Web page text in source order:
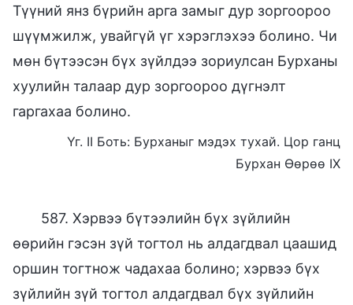
Түүний янз бүрийн арга замыг дур зоргоороо
шүүмжилж, увайгүй үг хэрэглэхээ болино. Чи
мөн бүтээсэн бүх зүйлдээ зориулсан Бурханы
хуулийн талаар дур зоргоороо дүгнэлт
гаргахаа болино.
Үг. II Боть: Бурханыг мэдэх тухай. Цор ганц
Бурхан Өөрөө IX
587. Хэрвээ бүтээлийн бүх зүйлийн
өөрийн гэсэн зүй тогтол нь алдагдвал цаашид
оршин тогтнож чадахаа болино; хэрвээ бүх
зүйлийн зүй тогтол алдагдвал бүх зүйлийн